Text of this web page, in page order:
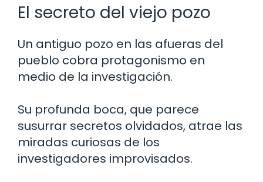
El secreto del viejo pozo
Un antiguo pozo en las afueras del
pueblo cobra protagonismo en
medio de la investigación.
Su profunda boca, que parece
susurrar secretos olvidados, atrae las
miradas curiosas de los
investigadores improvisados.